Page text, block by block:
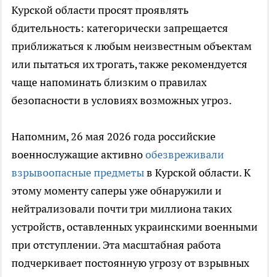
Курской области просят проявлять
бдительность: категорически запрещается
приближаться к любым неизвестным объектам
или пытаться их трогать, также рекомендуется
чаще напоминать близким о правилах
безопасности в условиях возможных угроз.
Напомним, 26 мая 2026 года российские
военнослужащие активнообезвреживали
взрывоопасные предметыв Курской области. К
этому моменту саперы уже обнаружили и
нейтрализовали почти три миллиона таких
устройств, оставленных украинскими военными
при отступлении. Эта масштабная работа
подчеркивает постоянную угрозу от взрывных